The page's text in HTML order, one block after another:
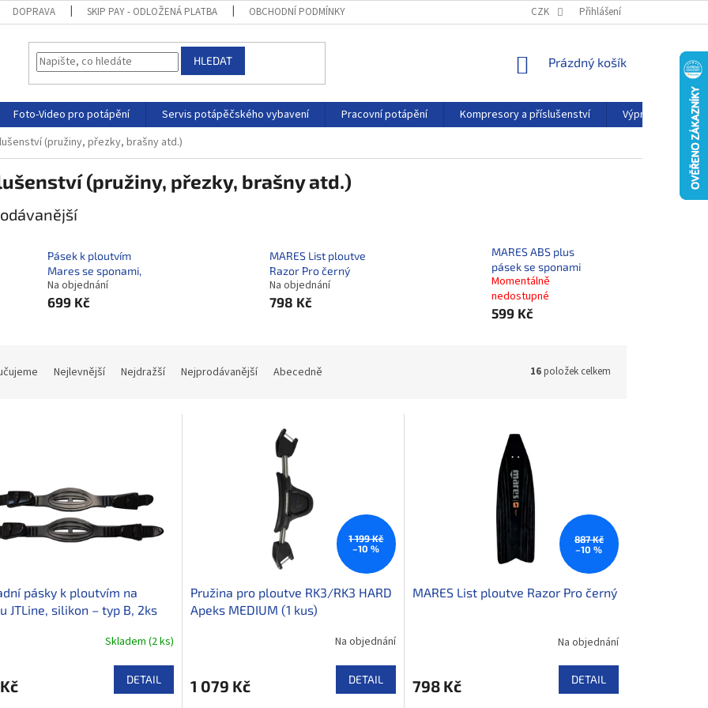
DOPRAVA SKIP PAY - ODLOŽENÁ PLATBA OBCHODNÍ PODMÍNKY PODMÍNKY OCHRANY OSOBNÍCH ÚDAJŮ KONTAKTY
CZK Přihlášení
HLEDAT
NÁKUPNÍ
Prázdný košík
Foto-Video pro potápění Servis potápěčského vybavení Pracovní potápění Kompresory a příslušenství Výprodej
(pružiny, přezky, brašny atd.)
(pružiny, přezky, brašny atd.)
Pásek k ploutvím
Mares se sponami,
Na objednání
699 Kč
MARES List ploutve
Razor Pro černý
Na objednání
798 Kč
MARES ABS plus
pásek se sponami
Momentálně
nedostupné
599 Kč
Nejlevnější Nejdražší Nejprodávanější Abecedně 16položek celkem
pásky k ploutvím na
JTLine, silikon – typ B, 2ks
Skladem (2 ks)
DETAIL
1 199 Kč
–10 %
Pružina pro ploutve RK3/RK3 HARD
Apeks MEDIUM (1 kus)
Na objednání
1 079 Kč DETAIL
887 Kč
–10 %
MARES List ploutve Razor Pro černý
Na objednání
798 Kč DETAIL